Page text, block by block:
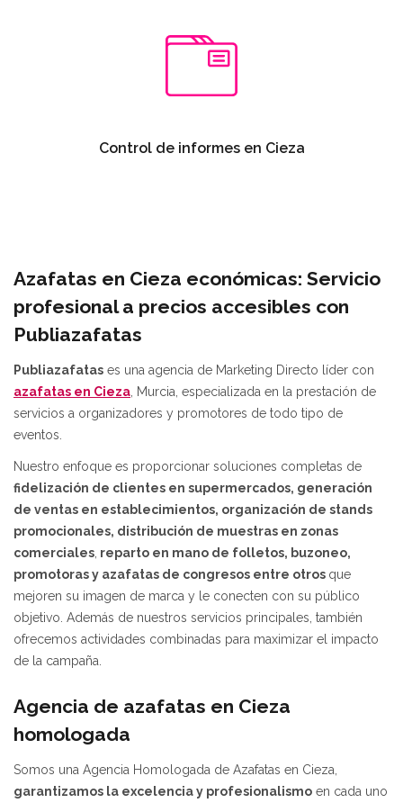
Control de informes en Cieza
Azafatas en Cieza económicas: Servicio
profesional a precios accesibles con
Publiazafatas
Publiazafatas es una agencia de Marketing Directo líder con
azafatas en Cieza , Murcia, especializada en la prestación de
servicios a organizadores y promotores de todo tipo de
eventos.
Nuestro enfoque es proporcionar soluciones completas de
fidelización de clientes en supermercados, generación
de ventas en establecimientos, organización de stands
promocionales, distribución de muestras en zonas
comerciales reparto en mano de folletos, buzoneo,
promotoras y azafatas de congresos entre otros que
mejoren su imagen de marca y le conecten con su público
objetivo. Además de nuestros servicios principales, también
ofrecemos actividades combinadas para maximizar el impacto
de la campaña.
Agencia de azafatas en Cieza
homologada
Somos una Agencia Homologada de Azafatas en Cieza,
garantizamos la excelencia y profesionalismo en cada uno